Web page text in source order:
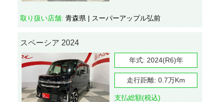
取り扱い店舗: 青森県 | スーパーアップル弘前
スペーシア 2024
年式: 2024(R6)年
走行距離: 0.7万Km
支払総額(税込)